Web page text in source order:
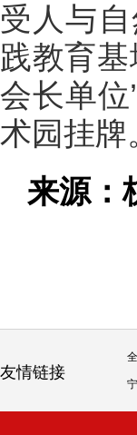
受人与
践教育
会长单位
术园挂牌
来源
友情链接